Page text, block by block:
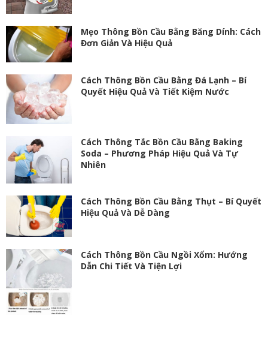
Mẹo Thông Bồn Cầu Bằng Băng Dính: Cách
Đơn Giản Và Hiệu Quả
Cách Thông Bồn Cầu Bằng Đá Lạnh – Bí
Quyết Hiệu Quả Và Tiết Kiệm Nước
Cách Thông Tắc Bồn Cầu Bằng Baking
Soda – Phương Pháp Hiệu Quả Và Tự
Nhiên
Cách Thông Bồn Cầu Bằng Thụt – Bí Quyết
Hiệu Quả Và Dễ Dàng
Cách Thông Bồn Cầu Ngồi Xổm: Hướng
Dẫn Chi Tiết Và Tiện Lợi